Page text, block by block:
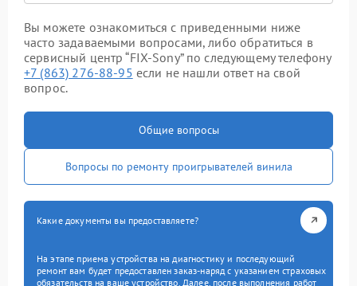
Вы можете ознакомиться с приведенными ниже
часто задаваемыми вопросами, либо обратиться в
сервисный центр “FIX-Sony” по следующему телефону
+7 (863) 276-88-95 если не нашли ответ на свой
вопрос.
Общие вопросы
Вопросы по ремонту проигрывателей винила
Какие документы вы предоставляете?
На этапе приема устройства на диагностику и последующий
ремонт вам будет предоставлен заказ-наряд с указанием страховых
обязательств на ваше устройство. Далее, после выполнения работ